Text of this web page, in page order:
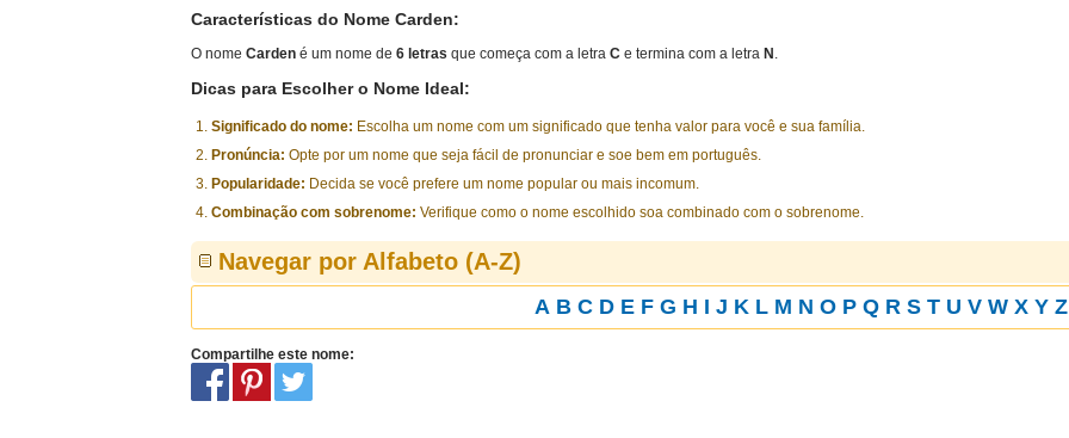
Características do Nome Carden:
O nome Carden é um nome de 6 letras que começa com a letra C e termina com a letra N .
Dicas para Escolher o Nome Ideal:
Significado do nome: Escolha um nome com um significado que tenha valor para você e sua família.
Pronúncia: Opte por um nome que seja fácil de pronunciar e soe bem em português.
Popularidade: Decida se você prefere um nome popular ou mais incomum.
Combinação com sobrenome: Verifique como o nome escolhido soa combinado com o sobrenome.
Navegar por Alfabeto (A-Z)
A B C D E F G H I J K L M N O P Q R S T U V W X Y Z
Compartilhe este nome: